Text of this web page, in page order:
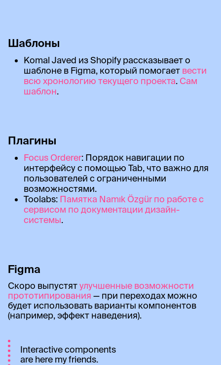
Шаблоны
Komal Javed из Shopify рассказывает о
шаблоне в Figma, который помогает вести
всю хронологию текущего проекта. Сам
шаблон.
Плагины
Focus Orderer: Порядок навигации по
интерфейсу с помощью Tab, что важно для
пользователей с ограниченными
возможностями.
Toolabs: Памятка Namık Özgür по работе с
сервисом по документации дизайн-
системы.
Figma
Скоро выпустятулучшенные возможности
прототипирования — при переходах можно
будет использовать варианты компонентов
(например, эффект наведения).
Interactive components
are here my friends.